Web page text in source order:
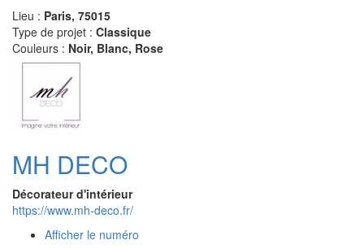
Lieu : Paris, 75015
Type de projet : Classique
Couleurs : Noir, Blanc, Rose
MH DECO
Décorateur d'intérieur
https://www.mh-deco.fr/
Afficher le numéro